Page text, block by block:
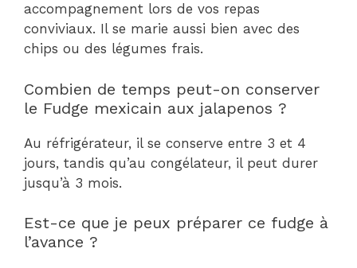
accompagnement lors de vos repas
conviviaux. Il se marie aussi bien avec des
chips ou des légumes frais.
Combien de temps peut-on conserver
le Fudge mexicain aux jalapenos ?
Au réfrigérateur, il se conserve entre 3 et 4
jours, tandis qu’au congélateur, il peut durer
jusqu’à 3 mois.
Est-ce que je peux préparer ce fudge à
l’avance ?